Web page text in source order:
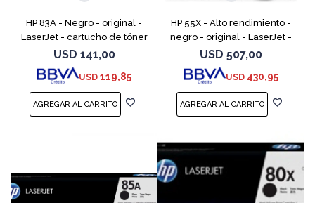
HP 83A - Negro - original -
LaserJet - cartucho de tóner
(CF283A) - para LaserJet Pro
M201, M202, MFP M125, MFP
M127, MFP M225
USD 141,00
USD 119,85
HP 55X - Alto rendimiento -
negro - original - LaserJet -
cartucho de tóner (CE255X) -
para LaserJet Enterprise MFP
M525; LaserJ
USD 507,00
USD 430,95